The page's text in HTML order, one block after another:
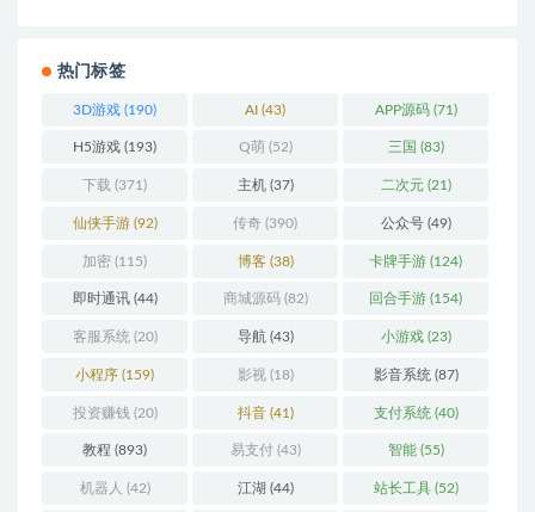
热门标签
3D游戏 (190) AI (43) APP源码(71)
H5游戏 (193) Q萌 (52) 三国 (83)
下载 (371) 主机(37) 二次元(21)
仙侠手游(92) 传奇 (390) 公众号(49)
加密 (115) 博客(38) 卡牌手游 (124)
即时通讯(44) 商城源码(82) 回合手游 (154)
客服系统 (20) 导航(43) 小游戏(23)
小程序 (159) 影视(18) 影音系统 (87)
投资赚钱 (20) 抖音(41) 支付系统 (40)
教程 (893) 易支付(43) 智能(55)
机器人 (42) 江湖 (44) 站长工具(52)